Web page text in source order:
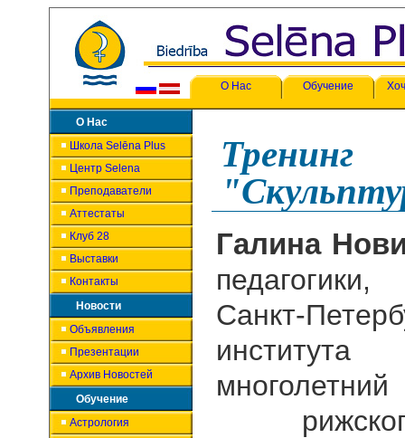
О Нас Обучение
О Нас
Школа Selēna Plus
Центр Selena
Преподаватели
Аттестаты
Клуб 28
Выставки
Контакты
Новости
Объявления
Презентации
Архив Новостей
Обучение
Астрология
Тренинг
Галина
Санкт-